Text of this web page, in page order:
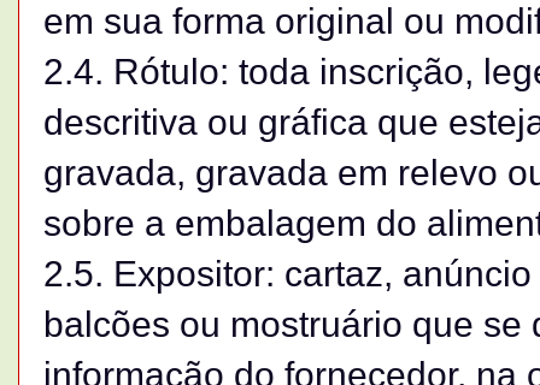
em sua forma original ou
2.4. Rótulo: toda inscrição,
descritiva ou gráfica que
gravada, gravada em relevo
sobre a embalagem do
2.5. Expositor: cartaz,
balcões ou mostruário que
informação do fornecedor, na